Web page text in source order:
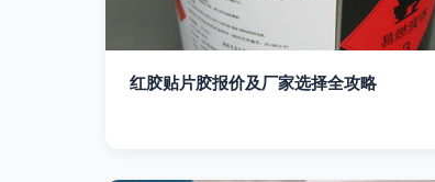
红胶贴片胶报价及厂家选择全攻略